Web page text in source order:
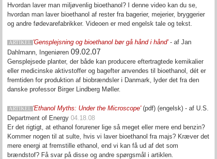
Hvordan laver man miljøvenlig bioethanol? I denne video kan du se,
hvordan man laver bioethanol af rester fra bagerier, mejerier, bryggerier
og andre fødevarefabrikker. Videoen er med engelsk tale og tekst.
ARTIKEL 'Gensplejsning og bioethanol bør gå hånd i hånd' - af Jan
Dahlmann, Ingeniøren 09.02.07
Gensplejsede planter, der både kan producere eftertragtede kemikalier
eller medicinske aktivstoffer og bagefter anvendes til bioethanol, dét er
fremtiden for produktion af biobrændsler i Danmark, lyder det fra den
danske professor Birger Lindberg Møller.
ARTIKEL 'Ethanol Myths: Under the Microscope' (pdf) (engelsk) - af U.S.
Department of Energy 04.18.08
Er det rigtigt, at ethanol forurener lige så meget eller mere end benzin?
Kommer nogen til at sulte, hvis vi laver bioethanol fra majs? Kræver det
mere energi at fremstille ethanol, end vi kan få ud af det som
brændstof? Få svar på disse og andre spørgsmål i artiklen.